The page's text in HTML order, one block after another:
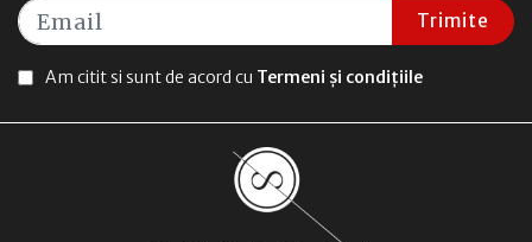
Trimite
Am citit si sunt de acord cu Termeni și condițiile